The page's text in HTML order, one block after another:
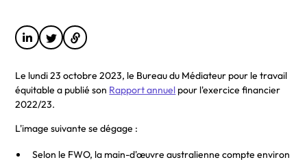
Le lundi 23 octobre 2023, le Bureau du Médiateur pour le travail
équitable a publié son Rapport annuel pour l'exercice financier
2022/23.
L'image suivante se dégage :
Selon le FWO, la main-d'œuvre australienne compte environ